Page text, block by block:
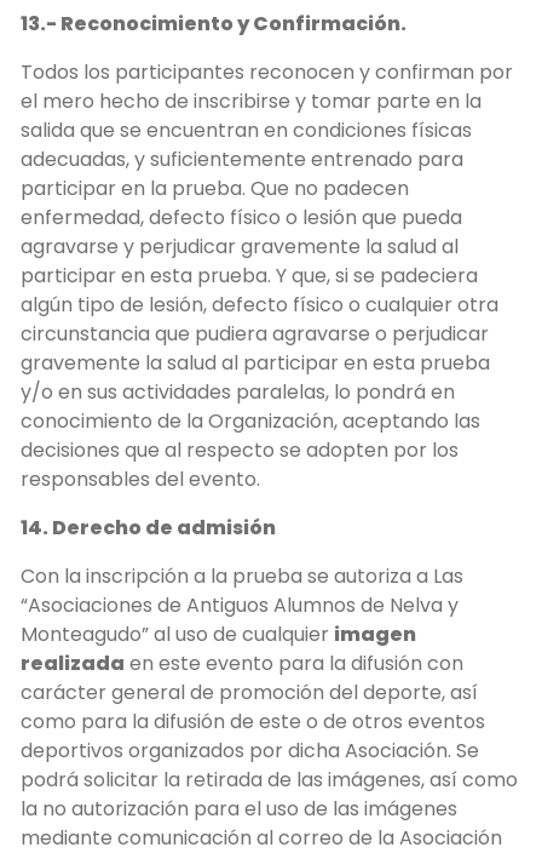
13.- Reconocimiento y Confirmación.
Todos los participantes reconocen y confirman por
el mero hecho de inscribirse y tomar parte en la
salida que se encuentran en condiciones físicas
adecuadas, y suficientemente entrenado para
participar en la prueba. Que no padecen
enfermedad, defecto físico o lesión que pueda
agravarse y perjudicar gravemente la salud al
participar en esta prueba. Y que, si se padeciera
algún tipo de lesión, defecto físico o cualquier otra
circunstancia que pudiera agravarse o perjudicar
gravemente la salud al participar en esta prueba
y/o en sus actividades paralelas, lo pondrá en
conocimiento de la Organización, aceptando las
decisiones que al respecto se adopten por los
responsables del evento.
14. Derecho de admisión
Con la inscripción a la prueba se autoriza a Las
“Asociaciones de Antiguos Alumnos de Nelva y
Monteagudo” al uso de cualquier imagen
realizada en este evento para la difusión con
carácter general de promoción del deporte, así
como para la difusión de este o de otros eventos
deportivos organizados por dicha Asociación. Se
podrá solicitar la retirada de las imágenes, así como
la no autorización para el uso de las imágenes
mediante comunicación al correo de la Asociación